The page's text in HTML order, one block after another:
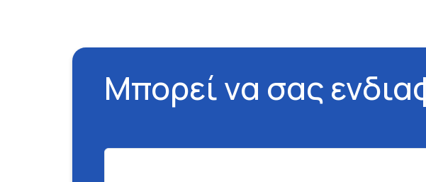
Μπορεί να σας